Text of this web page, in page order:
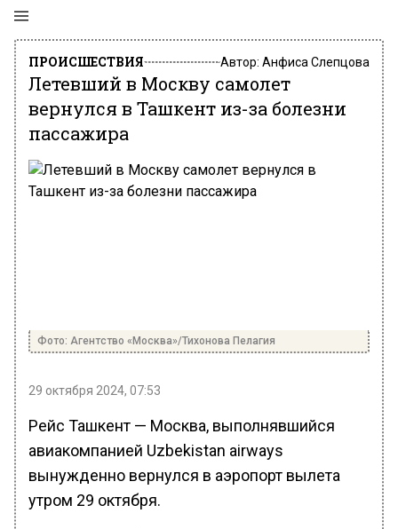
ПРОИСШЕСТВИЯ Автор: Анфиса Слепцова
Летевший в Москву самолет
вернулся в Ташкент из-за болезни
пассажира
Фото: Агентство «Москва»/Тихонова Пелагия
29 октября 2024, 07:53
Рейс Ташкент — Москва, выполнявшийся
авиакомпанией Uzbekistan airways
вынужденно вернулся в аэропорт вылета
утром 29 октября.